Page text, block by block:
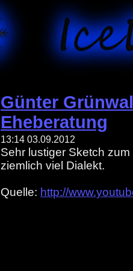
Günter
Eheberatung
13:14 03.09.2012
Sehr lustiger Sketch
ziemlich viel Dialekt.
Quelle: http://